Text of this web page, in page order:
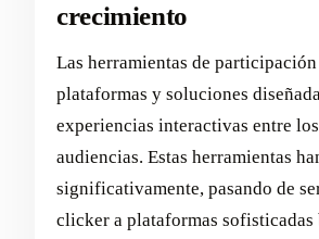
crecimiento
Las herramientas de
plataformas y soluciones
experiencias interactivas entre
audiencias. Estas herramientas
significativamente, pasando de
clicker a plataformas sofisticadas